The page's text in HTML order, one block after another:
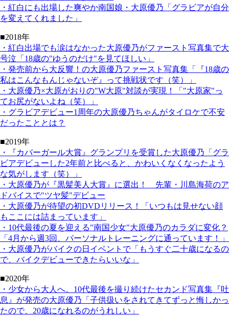
・紅白にも出場した爽やか南国娘・大原優乃「グラビアが自分
を変えてくれました」
■2018年
・紅白出場でも涙はなかった大原優乃がファースト写真集で大
号泣「18歳の"ゆうのだけ"を見てほしい」
・発売前から大反響！の大原優乃ファースト写真集「『18歳の
私はこんなもんじゃないぞ』って挑戦状です（笑）」
・大原優乃×大原がおりの"W大原"対談が実現！「"大原家"っ
てお尻がないよね（笑）」
・グラビアデビュー1周年の大原優乃ちゃんがタイロケで不安
だったこととは？
■2019年
・『カバーガール大賞』グランプリを受賞した大原優乃「グラ
ビアデビューした2年前と比べると、かわいくなくなったよう
な気がします（笑）」
・大原優乃が『黒髪美人大賞』に選出！ 先輩・川島海荷のア
ドバイスで"ツヤ髪"デビュー
・大原優乃が待望の初DVDリリース！「いつもは見せない顔
もここには詰まっています」
・10代最後の夏を迎える"南国少女"大原優乃のカラダに変化？
「4月から週3回、パーソナルトレーニングに通っています！」
・大原優乃がバイクの日イベントで「もうすぐ二十歳になるの
で、バイクデビューできたらいいな」
■2020年
・少女から大人へ。10代最後を撮り続けたセカンド写真集『吐
息』が発売の大原優乃「子供扱いをされてきてずっと悔しかっ
たので、20歳になれるのがうれしい」